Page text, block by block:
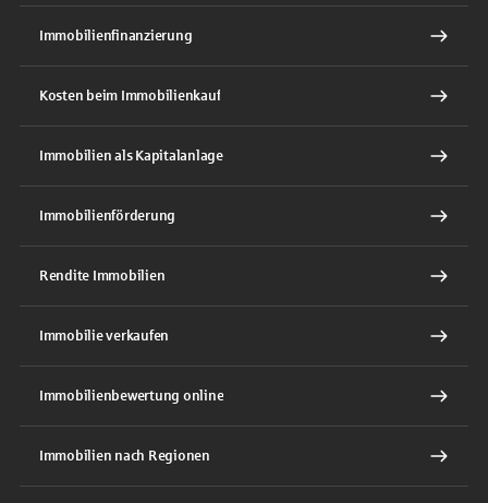
Immobilienfinanzierung
Kosten beim Immobilienkauf
Immobilien als Kapitalanlage
Immobilienförderung
Rendite Immobilien
Immobilie verkaufen
Immobilienbewertung online
Immobilien nach Regionen